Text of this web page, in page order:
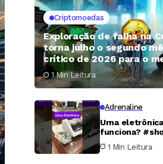
Criptomoedas
Exploração de falha na
torna julho o segundo
crítico de 2026 para o
cripto
1 Min Leitura
Adrenaline
Urna
funciona?
1 Min Leitura